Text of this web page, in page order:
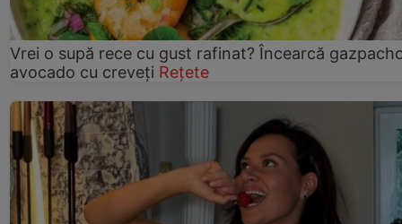
Vrei o supă rece cu gust rafinat? Încearcă
avocado cu creveți Rețete